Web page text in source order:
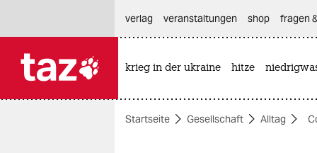
themen
verlag
veranstaltungen shop fragen
krieg in der ukraine hitze
Startseite Gesellschaft Alltag